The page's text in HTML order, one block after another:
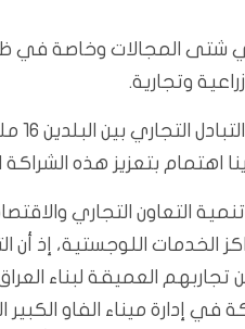
في شتى المجالات وخاصة
وتجارية.
وتعد
بتعزيز هذه الشراكة
التعاون التجاري
اللوجستية، إذ أن
تجاربهم العميقة لبناء
في إدارة ميناء الفاو